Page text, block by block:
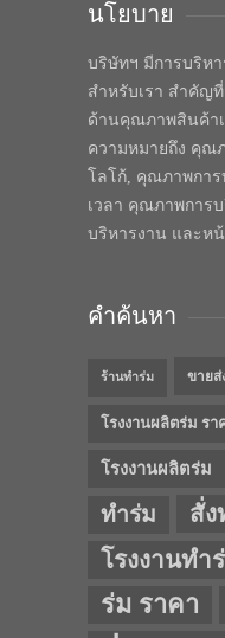
นโยบาย
บริษัทฯ มีการบริห
สำหรับเรา สำคัญ
ด้านคุณภาพสินค้า
ความหมายถึง คุณ
โลโก้, คุณภาพการ
เวลา คุณภาพการ
บริหารงาน และห
คำค้นหา
ร้านทำร่ม ขายส่
โรงงานผลิตร่ม รา
โรงงานผลิตร่ม
ทำร่ม
สั่ง
โรงงานทำ
ร่ม ราคา